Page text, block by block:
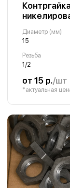
Диаметр (мм)
15
Резьба
1/2
от 15 р./шт
*актуальная